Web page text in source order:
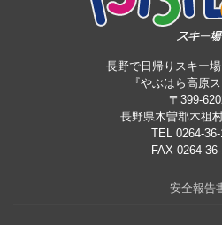
長野で日帰りスキー
『やぶはら高原ス
〒399-
長野県木曽郡木祖
TEL 0264-
FAX 0264-
安全報告